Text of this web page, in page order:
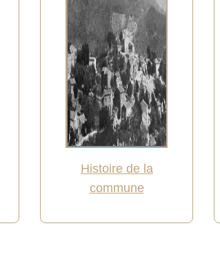
Histoire de la
commune